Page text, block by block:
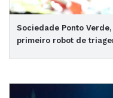
Sociedade Ponto
primeiro robot de